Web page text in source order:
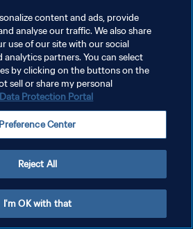
DE COOKIES
content and ads, provide
analyse our traffic. We also share
use of our site with our social
analytics partners. You can select
by clicking on the buttons on the
sell or share my personal
Data Protection Portal
Preference Center
Reject All
I'm OK with that